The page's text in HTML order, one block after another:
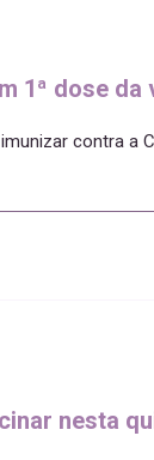
1ª dose da
contra a
nesta